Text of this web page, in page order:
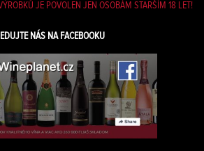
JE POVOLEN JEN OSOBÁM STARŠÍM 18 LET!
NÁS NA FACEBOOKU